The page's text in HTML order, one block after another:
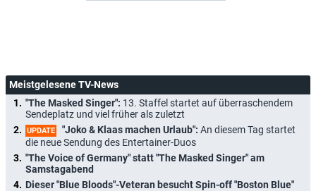
Meistgelesene TV-News
"The Masked Singer": 13. Staffel startet auf überraschendem
Sendeplatz und viel früher als zuletzt
UPDATE "Joko & Klaas machen Urlaub": An diesem Tag startet
die neue Sendung des Entertainer-Duos
"The Voice of Germany" statt "The Masked Singer" am
Samstagabend
Dieser "Blue Bloods"-Veteran besucht Spin-off "Boston Blue"